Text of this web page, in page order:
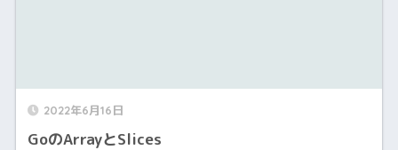
2022年6月16日
GoのArrayとSlices